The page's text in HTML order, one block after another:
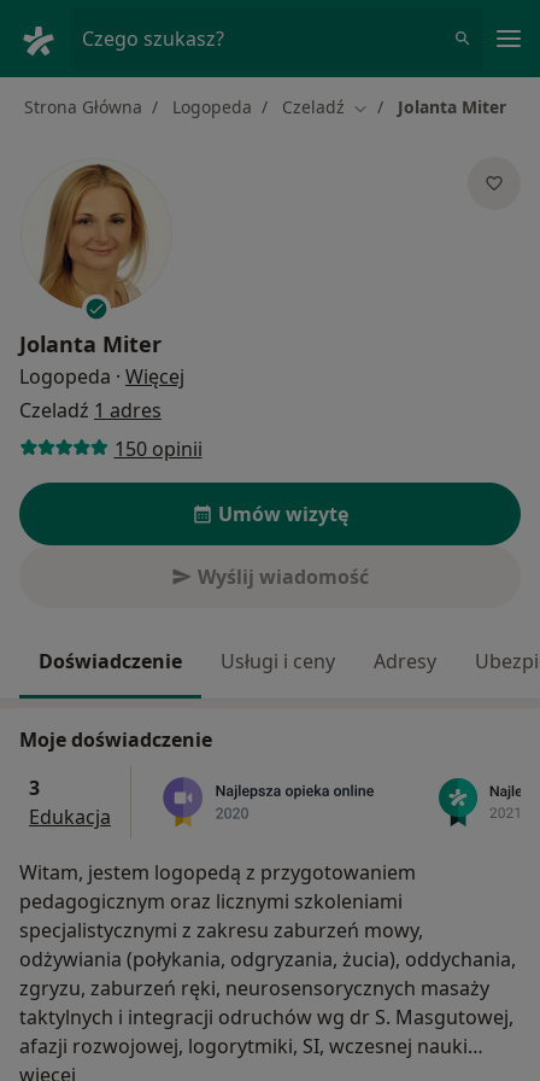
Czego szukasz?
Strona Główna Logopeda Czeladź Zmień miasto
Jolanta Miter
Jolanta Miter
Logopeda · Więcej
Czeladź 1 adres
150 opinii
Umów wizytę
Wyślij wiadomość
Doświadczenie Usługi i ceny Adresy
Moje doświadczenie
3
Edukacja
Witam, jestem logopedą z przygotowaniem
pedagogicznym oraz licznymi szkoleniami
specjalistycznymi z zakresu zaburzeń mowy,
odżywiania (połykania, odgryzania, żucia), oddychania,
zgryzu, zaburzeń ręki, neurosensorycznych masaży
taktylnych i integracji odruchów wg dr S. Masgutowej,
afazji rozwojowej, logorytmiki, SI, wczesnej nauki
czytania, programowania języka według Metody
więcej